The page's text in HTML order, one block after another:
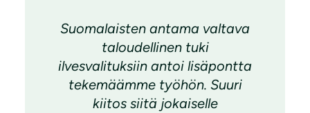
Suomalaisten antama valtava
taloudellinen tuki
ilvesvalituksiin antoi lisäpontta
tekemäämme työhön. Suuri
kiitos siitä jokaiselle